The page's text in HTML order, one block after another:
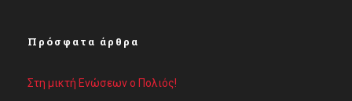
Πρόσφατα άρθρα
Στη μικτή Ενώσεων ο Πολιός!